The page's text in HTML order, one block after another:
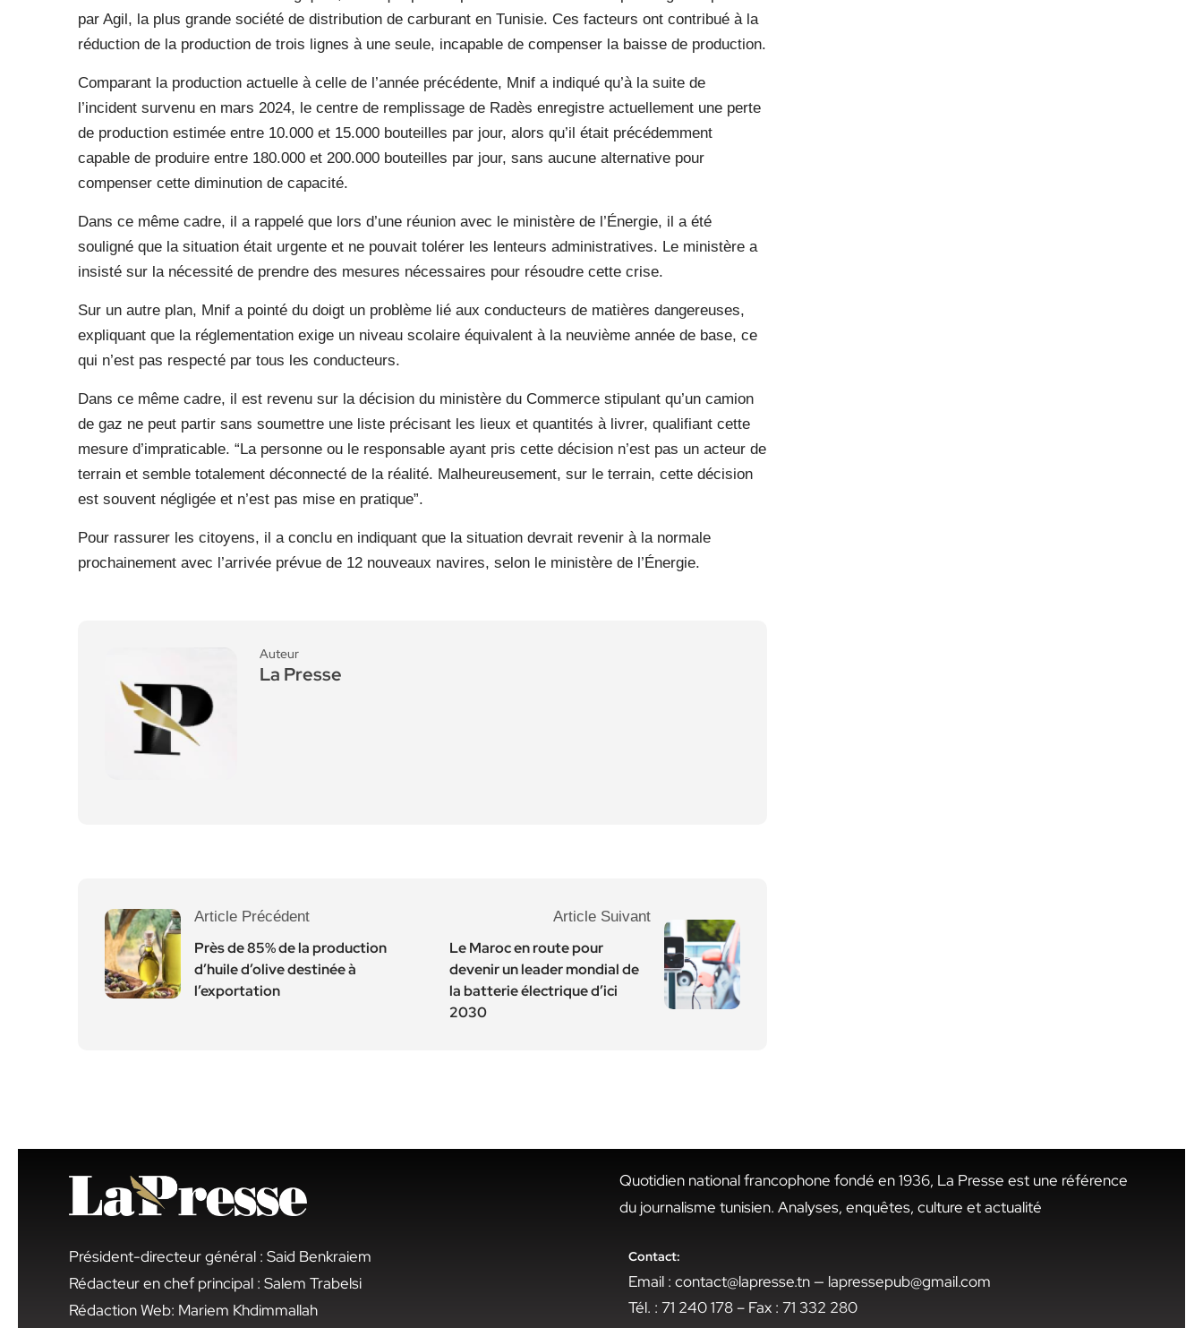
par Agil, la plus grande société de distribution de carburant en Tunisie. Ces facteurs ont contribué à la
réduction de la production de trois lignes à une seule, incapable de compenser la baisse de production.
Comparant la production actuelle à celle de l’année précédente, Mnif a indiqué qu’à la suite de
l’incident survenu en mars 2024, le centre de remplissage de Radès enregistre actuellement une perte
de production estimée entre 10.000 et 15.000 bouteilles par jour, alors qu’il était précédemment
capable de produire entre 180.000 et 200.000 bouteilles par jour, sans aucune alternative pour
compenser cette diminution de capacité.
Dans ce même cadre, il a rappelé que lors d’une réunion avec le ministère de l’Énergie, il a été
souligné que la situation était urgente et ne pouvait tolérer les lenteurs administratives. Le ministère a
insisté sur la nécessité de prendre des mesures nécessaires pour résoudre cette crise.
Sur un autre plan, Mnif a pointé du doigt un problème lié aux conducteurs de matières dangereuses,
expliquant que la réglementation exige un niveau scolaire équivalent à la neuvième année de base, ce
qui n’est pas respecté par tous les conducteurs.
Dans ce même cadre, il est revenu sur la décision du ministère du Commerce stipulant qu’un camion
de gaz ne peut partir sans soumettre une liste précisant les lieux et quantités à livrer, qualifiant cette
mesure d’impraticable. “La personne ou le responsable ayant pris cette décision n’est pas un acteur de
terrain et semble totalement déconnecté de la réalité. Malheureusement, sur le terrain, cette décision
est souvent négligée et n’est pas mise en pratique”.
Pour rassurer les citoyens, il a conclu en indiquant que la situation devrait revenir à la normale
prochainement avec l’arrivée prévue de 12 nouveaux navires, selon le ministère de l’Énergie.
Auteur
La Presse
Article Précédent
Près de 85% de la production
d’huile d’olive destinée à
l’exportation
Article Suivant
Le Maroc en route pour
devenir un leader mondial de
la batterie électrique d’ici
2030
Président-directeur général : Said Benkraiem
Rédacteur en chef principal : Salem Trabelsi
Rédaction Web: Mariem Khdimmallah
Quotidien national francophone fondé en 1936, La Presse est une référence
du journalisme tunisien. Analyses, enquêtes, culture et actualité
Contact:
Email : contact@lapresse.tn — lapressepub@gmail.com
Tél. : 71 240 178 – Fax : 71 332 280